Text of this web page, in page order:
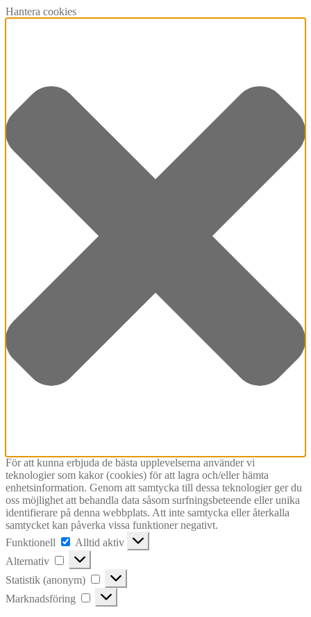
Hantera cookies
För att kunna erbjuda de bästa upplevelserna använder vi
teknologier som kakor (cookies) för att lagra och/eller hämta
enhetsinformation. Genom att samtycka till dessa teknologier ger du
oss möjlighet att behandla data såsom surfningsbeteende eller unika
identifierare på denna webbplats. Att inte samtycka eller återkalla
samtycket kan påverka vissa funktioner negativt.
Funktionell
Funktionell
Alltid aktiv
Alternativ
Alternativ
Statistik (anonym)
Statistik
(anonym)
Marknadsföring
Marknadsföring